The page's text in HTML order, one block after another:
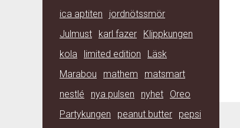
ica aptiten
jordnötssmör
Julmust
karl fazer
Klippkungen
kola
limited edition
Läsk
Marabou
mathem
matsmart
nestlé
nya pulsen nyhet
Oreo
Partykungen
peanut butter
pepsi